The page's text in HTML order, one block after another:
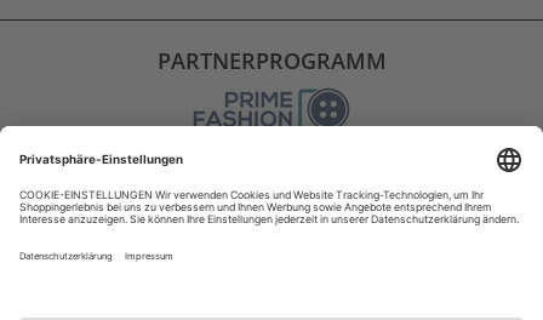
PARTNERPROGRAMM
VERSAND